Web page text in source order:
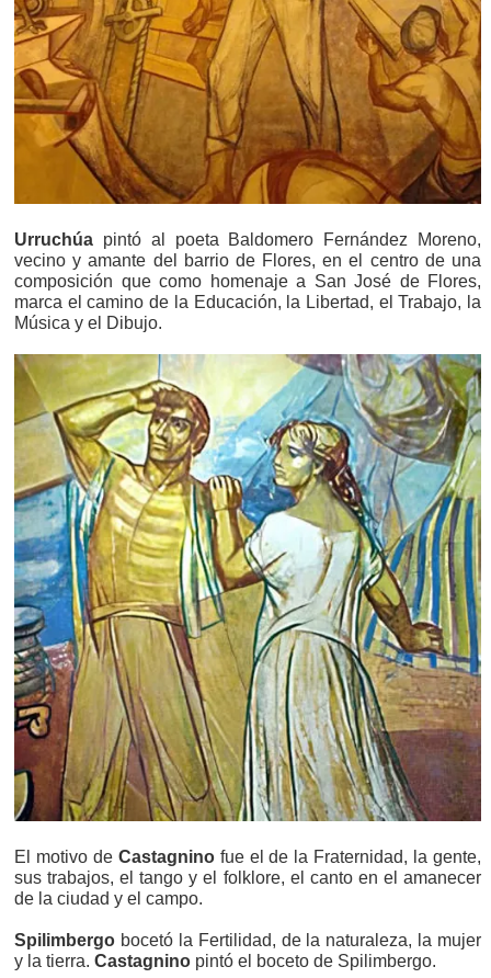
Urruchúa pintó al poeta Baldomero Fernández Moreno,
vecino y amante del barrio de Flores, en el centro de una
composición que como homenaje a San José de Flores,
marca el camino de la Educación, la Libertad, el Trabajo, la
Música y el Dibujo.
El motivo de Castagninofue el de la Fraternidad, la gente,
sus trabajos, el tango y el folklore, el canto en el amanecer
de la ciudad y el campo.
Spilimbergo bocetó la Fertilidad, de la naturaleza, la mujer
y la tierra. Castagnino pintó el boceto de Spilimbergo.